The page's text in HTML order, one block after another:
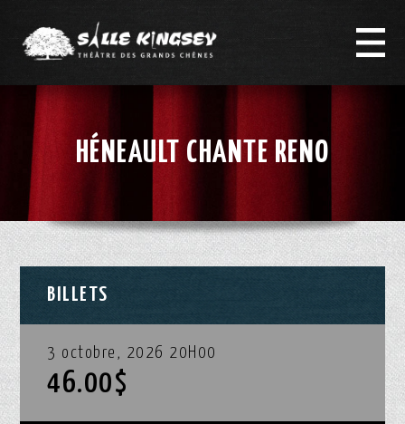
HÉNEAULT CHANTE RENO
BILLETS
3 octobre, 2026 20H00
46.00$